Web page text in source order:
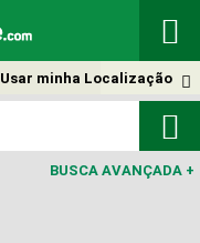


Usar minha Localização

BUSCA AVANÇADA +